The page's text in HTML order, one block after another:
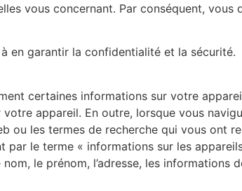
vous concernant. Par conséquent,
en garantir la confidentialité et la sécurité.
certaines informations sur votre
appareil. En outre, lorsque vous
ou les termes de recherche qui vous ont
le terme « informations sur les
le prénom, l’adresse, les